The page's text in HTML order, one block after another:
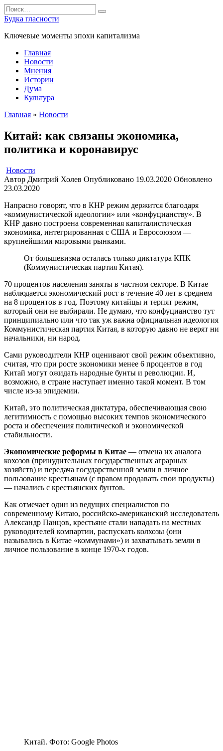
Перейти
к
содержанию
Search
for:
Будка гласности
Ключевые моменты эпохи капитализма
Главная
Новости
Мнения
Истории
Дума
Культура
Главная » Новости
Китай: как связаны экономика,
политика и коронавирус
Новости
Автор Дмитрий Холев Опубликовано 19.03.2020 Обновлено
23.03.2020
Напрасно говорят, что в КНР режим держится благодаря
«коммунистической идеологии» или «конфуцианству». В
КНР давно построена современная капиталистическая
экономика, интегрированная с США и Евросоюзом —
крупнейшими мировыми рынками.
От большевизма осталась только диктатура КПК
(Коммунистическая партия Китая).
70 процентов населения заняты в частном секторе. В Китае
наблюдается экономический рост в течение 40 лет в среднем
на 8 процентов в год. Поэтому китайцы и терпят режим,
который они не выбирали. Не думаю, что конфуцианство тут
принципиально или что так уж важна официальная идеология
Коммунистическая партия Китая, в которую давно не верят ни
начальники, ни народ.
Сами руководители КНР оценивают свой режим объективно,
считая, что при росте экономики менее 6 процентов в год
Китай могут ожидать народные бунты и революции. И,
возможно, в стране наступает именно такой момент. В том
числе из-за эпидемии.
Китай, это политическая диктатура, обеспечивающая свою
легитимность с помощью высоких темпов экономического
роста и обеспечения политической и экономической
стабильности.
Экономические реформы в Китае — отмена их аналога
кохозов (принудительных государственных аграрных
хозяйств) и передача государственной земли в личное
пользование крестьянам (с правом продавать свои продукты)
— начались с крестьянских бунтов.
Как отмечает один из ведущих специалистов по
современному Китаю, российско-американский исследователь
Александр Панцов, крестьяне стали нападать на местных
руководителей компартии, распускать колхозы (они
назывались в Китае «коммунами») и захватывать земли в
личное пользование в конце 1970-х годов.
Китай. Фото: Google Photos